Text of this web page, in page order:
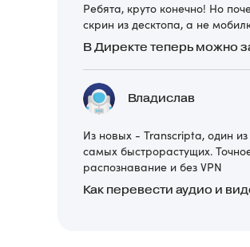
Ребята, круто конечно! Но
скрин из десктопа, а не
Владислав
Из новых - Transcripta, один из
самых быстрорастущих.
распознавание и без VPN